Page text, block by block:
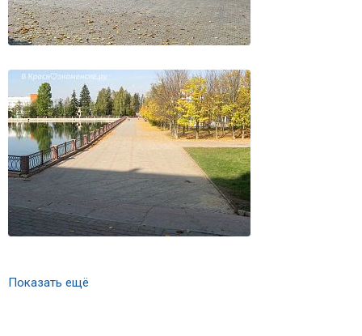
Показать ещё